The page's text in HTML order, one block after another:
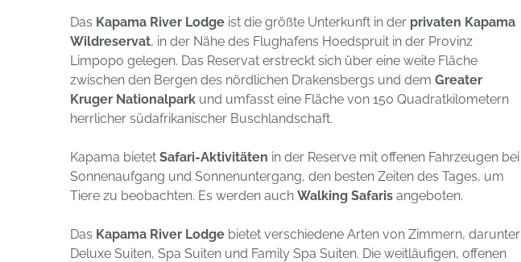
Das Kapama River Lodge ist die größte Unterkunft in der privaten Kapama
Wildreservat, in der Nähe des Flughafens Hoedspruit in der Provinz
Limpopo gelegen. Das Reservat erstreckt sich über eine weite Fläche
zwischen den Bergen des nördlichen Drakensbergs und dem Greater
Kruger Nationalpark und umfasst eine Fläche von 150 Quadratkilometern
herrlicher südafrikanischer Buschlandschaft.
Kapama bietet Safari-Aktivitäten in der Reserve mit offenen Fahrzeugen bei
Sonnenaufgang und Sonnenuntergang, den besten Zeiten des Tages, um
Tiere zu beobachten. Es werden auch Walking Safaris angeboten.
Das Kapama River Lodge bietet verschiedene Arten von Zimmern, darunter
Deluxe Suiten, Spa Suiten und Family Spa Suiten. Die weitläufigen, offenen